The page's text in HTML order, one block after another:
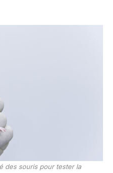
des souris pour tester la